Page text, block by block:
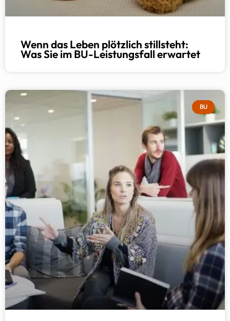
Wenn das Leben plötzlich stillsteht:
Was Sie im BU-Leistungsfall erwartet
BU